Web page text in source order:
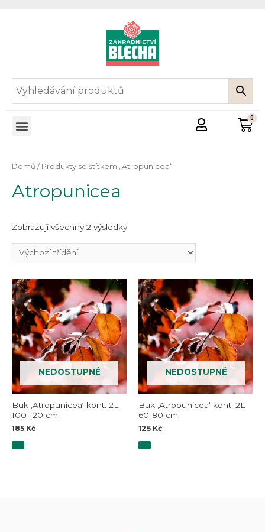
Domů / Produkty se štítkem „Atropunicea“
Atropunicea
Zobrazuji všechny 2 výsledky
NEDOSTUPNÉ
Buk ‚Atropunicea‘ kont. 2L
100-120 cm
185 Kč
NEDOSTUPNÉ
Buk ‚Atropunicea‘ kont. 2L
60-80 cm
125 Kč